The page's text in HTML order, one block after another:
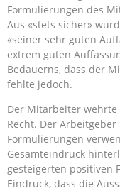
Formulierungen des
Aus «stets sicher»
«seiner sehr guten
extrem guten
Bedauerns, dass der
fehlte jedoch.
Der Mitarbeiter wehrte
Recht. Der
Formulierungen
Gesamteindruck
gesteigerten positiven
Eindruck, dass die